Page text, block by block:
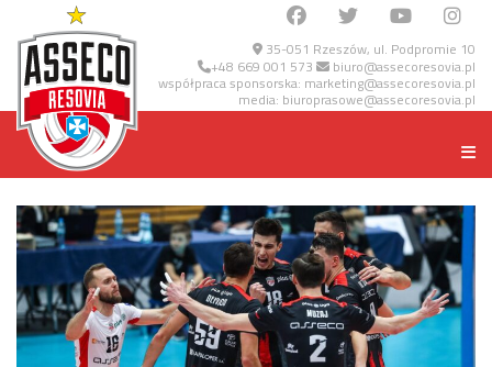
35-051 Rzeszów, ul. Podpromie 10
+48 669 001 573 biuro@assecoresovia.pl
współpraca sponsorska: marketing@assecoresovia.pl
media: biuroprasowe@assecoresovia.pl